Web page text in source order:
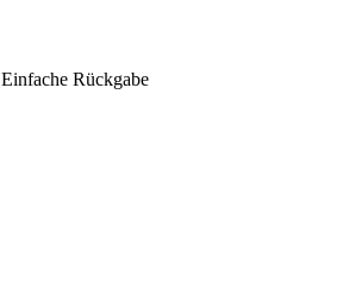
Einfache Rückgabe